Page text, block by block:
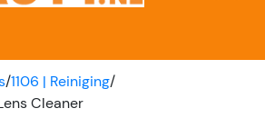
/1106 | Reiniging/
Cleaner